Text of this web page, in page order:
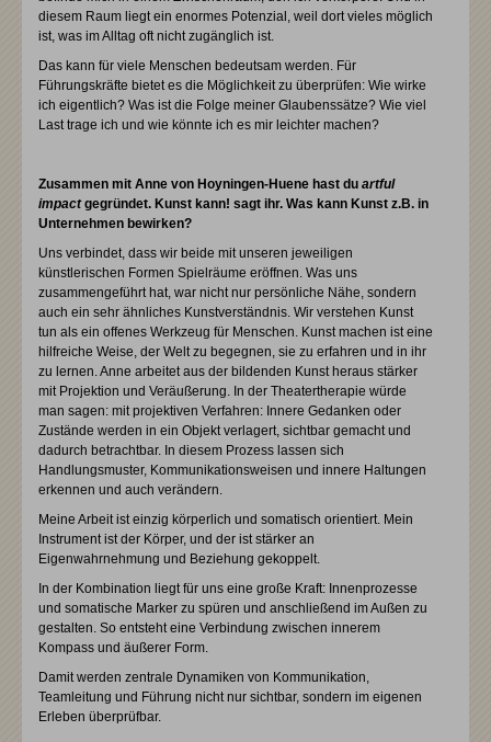
diesem Raum liegt ein enormes Potenzial, weil dort vieles möglich
ist, was im Alltag oft nicht zugänglich ist.
Das kann für viele Menschen bedeutsam werden. Für
Führungskräfte bietet es die Möglichkeit zu überprüfen: Wie wirke
ich eigentlich? Was ist die Folge meiner Glaubenssätze? Wie viel
Last trage ich und wie könnte ich es mir leichter machen?
Zusammen mit Anne von Hoyningen-Huene hast du artful
impactgegründet. Kunst kann! sagt ihr. Was kann Kunst z.B. in
Unternehmen bewirken?
Uns verbindet, dass wir beide mit unseren jeweiligen
künstlerischen Formen Spielräume eröffnen. Was uns
zusammengeführt hat, war nicht nur persönliche Nähe, sondern
auch ein sehr ähnliches Kunstverständnis. Wir verstehen Kunst
tun als ein offenes Werkzeug für Menschen. Kunst machen ist eine
hilfreiche Weise, der Welt zu begegnen, sie zu erfahren und in ihr
zu lernen. Anne arbeitet aus der bildenden Kunst heraus stärker
mit Projektion und Veräußerung. In der Theatertherapie würde
man sagen: mit projektiven Verfahren: Innere Gedanken oder
Zustände werden in ein Objekt verlagert, sichtbar gemacht und
dadurch betrachtbar. In diesem Prozess lassen sich
Handlungsmuster, Kommunikationsweisen und innere Haltungen
erkennen und auch verändern.
Meine Arbeit ist einzig körperlich und somatisch orientiert. Mein
Instrument ist der Körper, und der ist stärker an
Eigenwahrnehmung und Beziehung gekoppelt.
In der Kombination liegt für uns eine große Kraft: Innenprozesse
und somatische Marker zu spüren und anschließend im Außen zu
gestalten. So entsteht eine Verbindung zwischen innerem
Kompass und äußerer Form.
Damit werden zentrale Dynamiken von Kommunikation,
Teamleitung und Führung nicht nur sichtbar, sondern im eigenen
Erleben überprüfbar.